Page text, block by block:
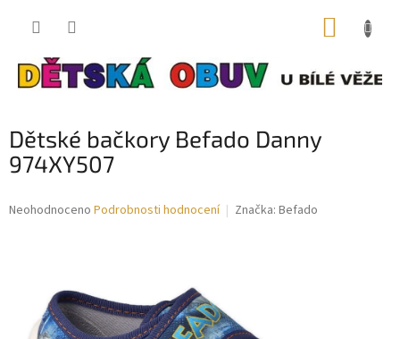
Dětské bačkory Befado Danny
974XY507
Průměrné
hvězdiček.
Neohodnoceno Podrobnosti hodnocení Značka: Befado